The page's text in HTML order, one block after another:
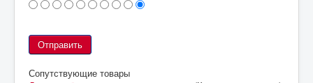
Сопутствующие товары